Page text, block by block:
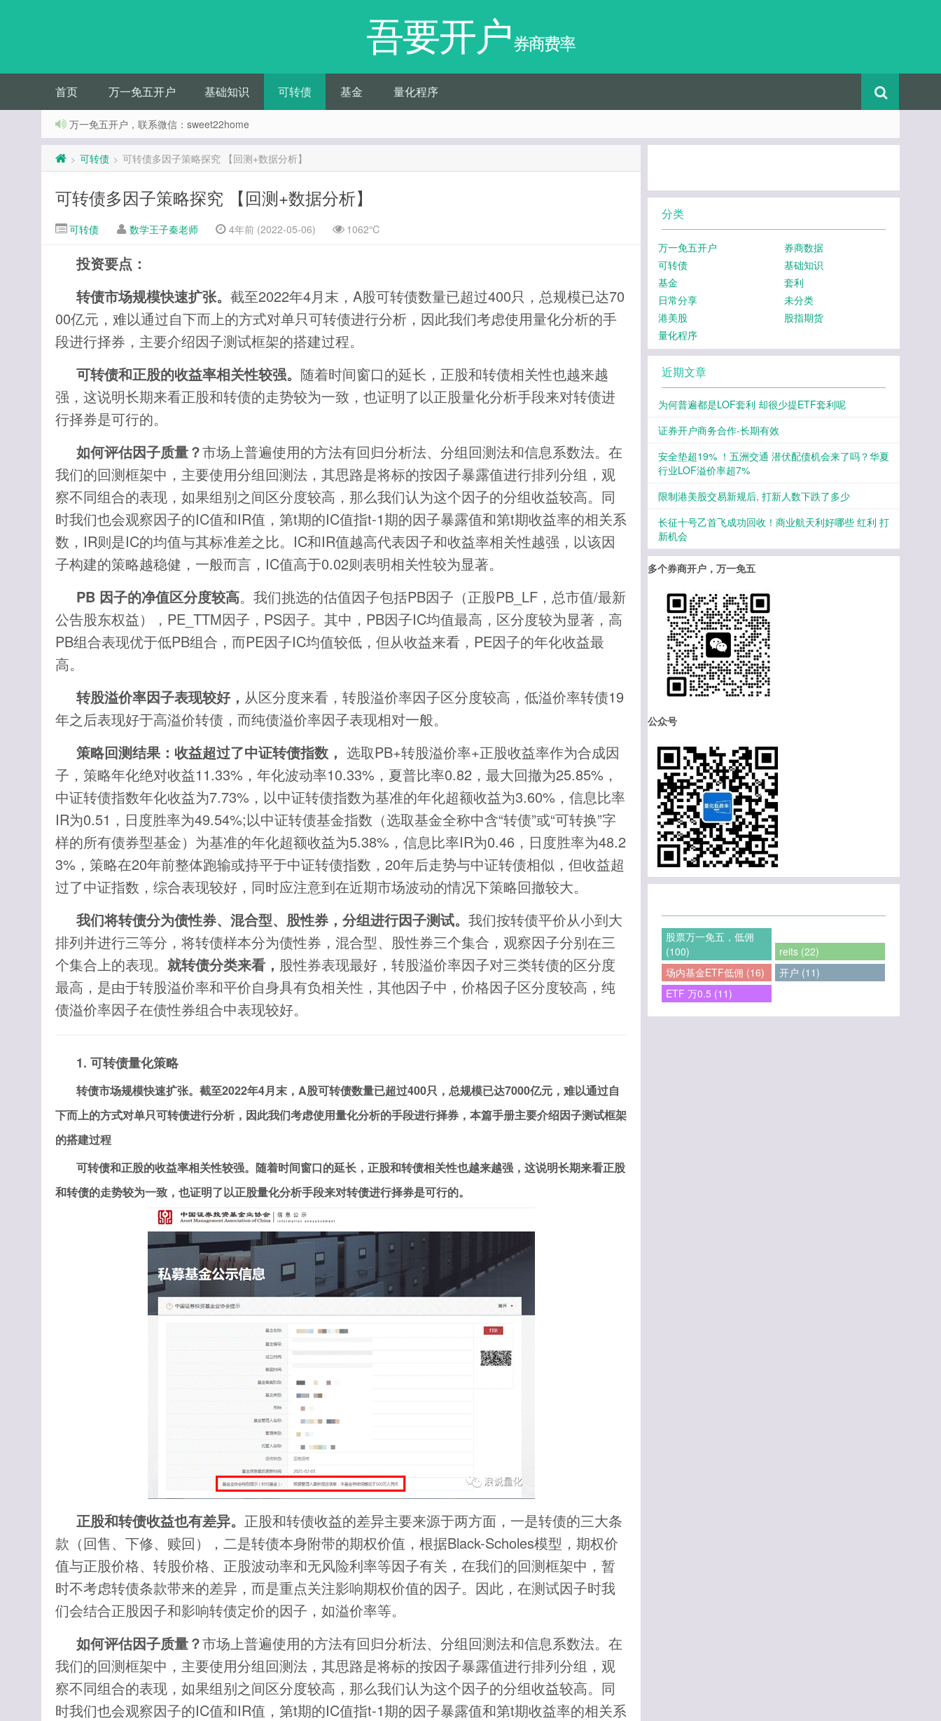
吾要开户券商费率
首页 万一免五开户 基础知识 可转债 基金 量化程序
万一免五开户，联系微信：sweet22home
> 可转债 > 可转债多因子策略探究 【回测+数据分析】
可转债多因子策略探究 【回测+数据分析】
可转债 数学王子秦老师 4年前 (2022-05-06) 1062℃
投资要点：
转债市场规模快速扩张。 截至2022年4月末，A股可转债数量已超过400只，总规模已达70
00亿元，难以通过自下而上的方式对单只可转债进行分析，因此我们考虑使用量化分析的手
段进行择券，主要介绍因子测试框架的搭建过程。
可转债和正股的收益率相关性较强。 随着时间窗口的延长，正股和转债相关性也越来越
强，这说明长期来看正股和转债的走势较为一致，也证明了以正股量化分析手段来对转债进
行择券是可行的。
如何评估因子质量？市场上普遍使用的方法有回归分析法、分组回测法和信息系数法。在
我们的回测框架中，主要使用分组回测法，其思路是将标的按因子暴露值进行排列分组，观
察不同组合的表现，如果组别之间区分度较高，那么我们认为这个因子的分组收益较高。同
时我们也会观察因子的IC值和IR值，第t期的IC值指t-1期的因子暴露值和第t期收益率的相关系
数，IR则是IC的均值与其标准差之比。IC和IR值越高代表因子和收益率相关性越强，以该因
子构建的策略越稳健，一般而言，IC值高于0.02则表明相关性较为显著。
PB 因子的净值区分度较高。我们挑选的估值因子包括PB因子（正股PB_LF，总市值/最新
公告股东权益），PE_TTM因子，PS因子。其中，PB因子IC均值最高，区分度较为显著，高
PB组合表现优于低PB组合，而PE因子IC均值较低，但从收益来看，PE因子的年化收益最
高。
转股溢价率因子表现较好， 从区分度来看，转股溢价率因子区分度较高，低溢价率转债19
年之后表现好于高溢价转债，而纯债溢价率因子表现相对一般。
策略回测结果：收益超过了中证转债指数， 选取PB+转股溢价率+正股收益率作为合成因
子，策略年化绝对收益11.33%，年化波动率10.33%，夏普比率0.82，最大回撤为25.85%，
中证转债指数年化收益为7.73%，以中证转债指数为基准的年化超额收益为3.60%，信息比率
IR为0.51，日度胜率为49.54%;以中证转债基金指数（选取基金全称中含“转债”或“可转换”字
样的所有债券型基金）为基准的年化超额收益为5.38%，信息比率IR为0.46，日度胜率为48.2
3%，策略在20年前整体跑输或持平于中证转债指数，20年后走势与中证转债相似，但收益超
过了中证指数，综合表现较好，同时应注意到在近期市场波动的情况下策略回撤较大。
我们将转债分为债性券、混合型、股性券，分组进行因子测试。 我们按转债平价从小到大
排列并进行三等分，将转债样本分为债性券，混合型、股性券三个集合，观察因子分别在三
个集合上的表现。 就转债分类来看， 股性券表现最好，转股溢价率因子对三类转债的区分度
最高，是由于转股溢价率和平价自身具有负相关性，其他因子中，价格因子区分度较高，纯
债溢价率因子在债性券组合中表现较好。
1. 可转债量化策略
转债市场规模快速扩张。截至2022年4月末，A股可转债数量已超过400只，总规模已达7000亿元，难以通过自
下而上的方式对单只可转债进行分析，因此我们考虑使用量化分析的手段进行择券，本篇手册主要介绍因子测试框架
的搭建过程
可转债和正股的收益率相关性较强。随着时间窗口的延长，正股和转债相关性也越来越强，这说明长期来看正股
和转债的走势较为一致，也证明了以正股量化分析手段来对转债进行择券是可行的。
正股和转债收益也有差异。 正股和转债收益的差异主要来源于两方面，一是转债的三大条
款（回售、下修、赎回），二是转债本身附带的期权价值，根据Black-Scholes模型，期权价
值与正股价格、转股价格、正股波动率和无风险利率等因子有关，在我们的回测框架中，暂
时不考虑转债条款带来的差异，而是重点关注影响期权价值的因子。因此，在测试因子时我
们会结合正股因子和影响转债定价的因子，如溢价率等。
如何评估因子质量？市场上普遍使用的方法有回归分析法、分组回测法和信息系数法。在
我们的回测框架中，主要使用分组回测法，其思路是将标的按因子暴露值进行排列分组，观
察不同组合的表现，如果组别之间区分度较高，那么我们认为这个因子的分组收益较高。同
时我们也会观察因子的IC值和IR值，第t期的IC值指t-1期的因子暴露值和第t期收益率的相关系
分类
万一免五开户
券商数据
可转债
基础知识
基金
套利
日常分享
未分类
港美股
股指期货
量化程序
近期文章
为何普遍都是LOF套利 却很少提ETF套利呢
证券开户商务合作-长期有效
安全垫超19% ！五洲交通 潜伏配债机会来了吗？华夏
行业LOF溢价率超7%
限制港美股交易新规后, 打新人数下跌了多少
长征十号乙首飞成功回收！商业航天利好哪些 红利 打
新机会
多个券商开户，万一免五
公众号
股票万一免五，低佣
(100)
reits (22)
场内基金ETF低佣 (16)
开户 (11)
ETF 万0.5 (11)